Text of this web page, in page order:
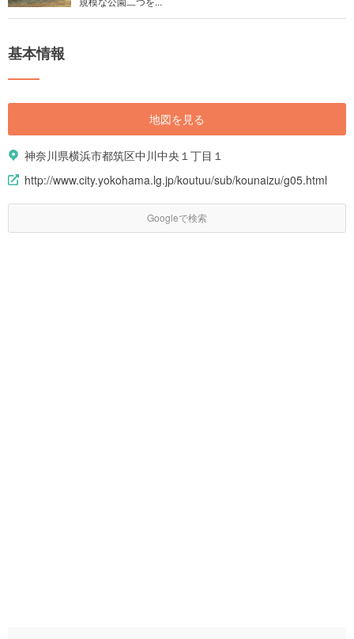
基本情報
地図を見る
神奈川県横浜市都筑区中川中央１丁目１
http://www.city.yokohama.lg.jp/koutuu/sub/kounaizu/g05.html
Googleで検索